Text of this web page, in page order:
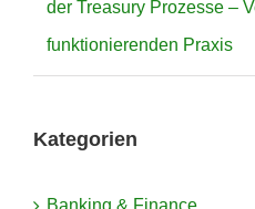
der Treasury Prozesse –
funktionierenden Praxis
Kategorien
Banking & Finance